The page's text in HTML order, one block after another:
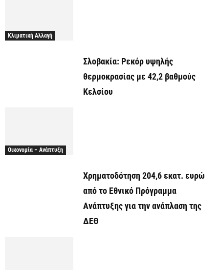
Κλιματική Αλλαγή
Σλοβακία: Ρεκόρ υψηλής
θερμοκρασίας με 42,2 βαθμούς
Κελσίου
Οικονομία – Ανάπτυξη
Χρηματοδότηση 204,6 εκατ. ευρώ
από το Εθνικό Πρόγραμμα
Ανάπτυξης για την ανάπλαση της
ΔΕΘ